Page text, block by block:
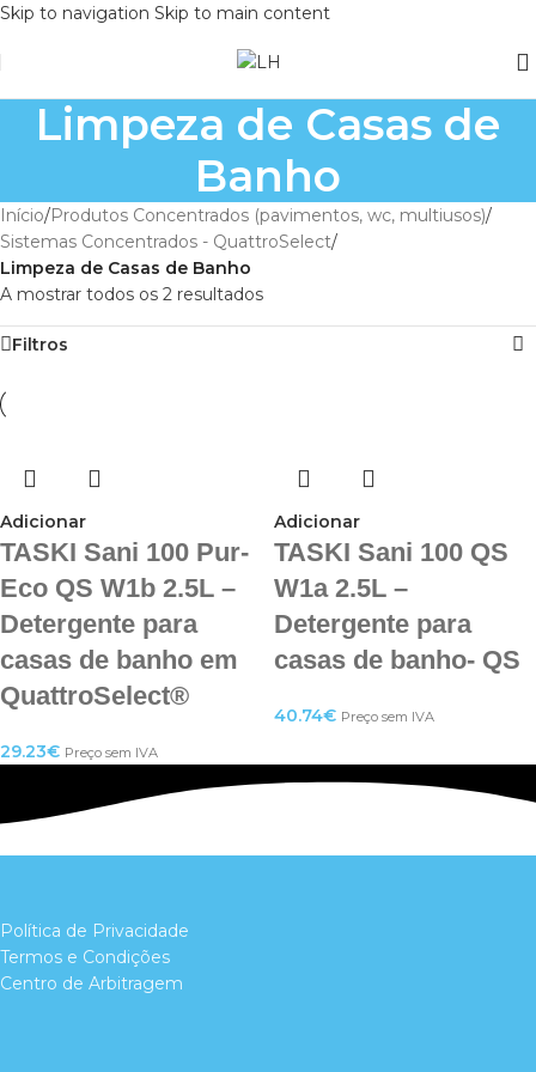
Skip to navigation Skip to main content
Limpeza de Casas de
Banho
Início/Produtos Concentrados (pavimentos, wc, multiusos)/
Sistemas Concentrados - QuattroSelect/
Limpeza de Casas de Banho
A mostrar todos os 2 resultados
Filtros
Adicionar
TASKI Sani 100 Pur-
Eco QS W1b 2.5L –
Detergente para
casas de banho em
QuattroSelect®
29.23€ Preço sem IVA
Adicionar
TASKI Sani 100 QS
W1a 2.5L –
Detergente para
casas de banho- QS
40.74€ Preço sem IVA
Política de Privacidade
Termos e Condições
Centro de Arbitragem